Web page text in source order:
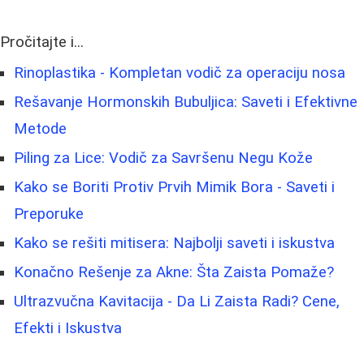
Pročitajte i...
Rinoplastika - Kompletan vodič za operaciju nosa
Rešavanje Hormonskih Bubuljica: Saveti i Efektivne
Metode
Piling za Lice: Vodič za Savršenu Negu Kože
Kako se Boriti Protiv Prvih Mimik Bora - Saveti i
Preporuke
Kako se rešiti mitisera: Najbolji saveti i iskustva
Konačno Rešenje za Akne: Šta Zaista Pomaže?
Ultrazvučna Kavitacija - Da Li Zaista Radi? Cene,
Efekti i Iskustva